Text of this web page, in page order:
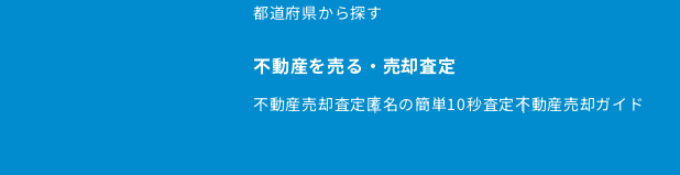
都道府県から探す
不動産を売る・売却査定
不動産売却査定匿名の簡単10秒査定不動産売却ガイド